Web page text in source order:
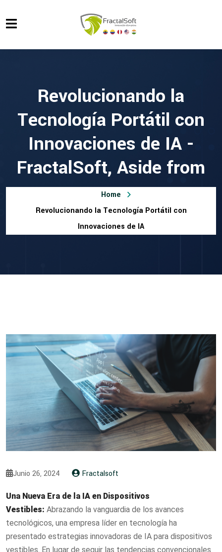
Revolucionando la
Tecnología Portátil con
Innovaciones de IA -
FractalSoft, Aside from
Home
Revolucionando la Tecnología Portátil con
Innovaciones de IA
Junio 26, 2024 Fractalsoft
Una Nueva Era de la IA en Dispositivos
Vestibles: Abrazando la vanguardia de los avances
tecnológicos, una empresa líder en tecnología ha
presentado estrategias innovadoras de IA para dispositivos
vestibles. En lugar de seguir las tendencias convencionales